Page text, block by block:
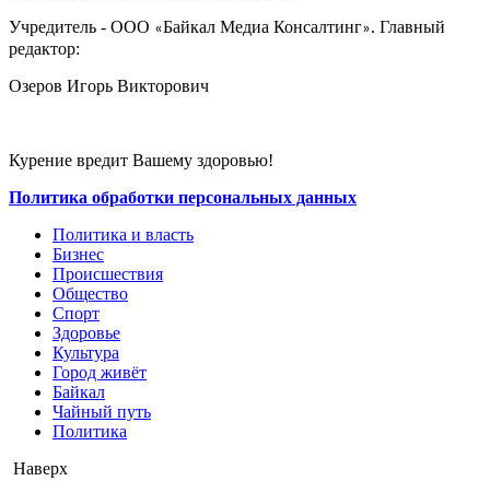
Учредитель - ООО «Байкал Медиа Консалтинг». Главный
редактор:
Озеров Игорь Викторович
Курение вредит Вашему здоровью!
Политика обработки персональных данных
Политика и власть
Бизнес
Происшествия
Общество
Cпорт
Здоровье
Культура
Город живёт
Байкал
Чайный путь
Политика
Наверх